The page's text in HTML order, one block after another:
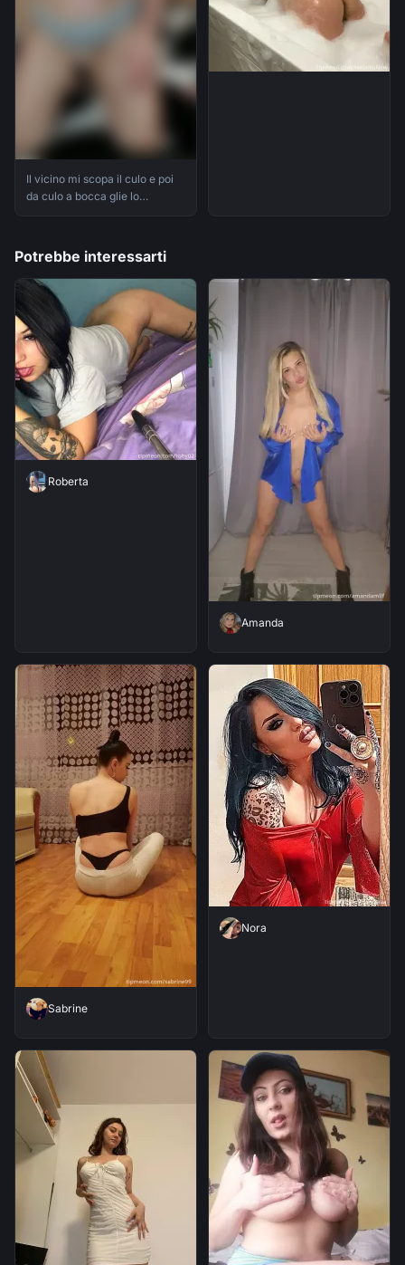
Il vicino mi scopa il culo e poi
da culo a bocca glie lo
Potrebbe interessarti
Roberta
Amanda
Sabrine
Nora